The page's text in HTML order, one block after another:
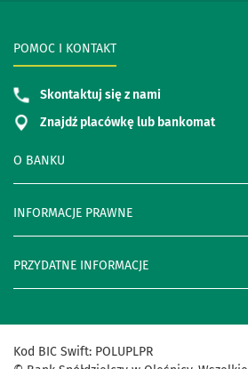
O BANKU
INFORMACJE PRAWNE
PRZYDATNE INFORMACJE
POMOC I KONTAKT
Skontaktuj się z nami
Znajdź placówkę lub bankomat
Kod BIC Swift: POLUPLPR